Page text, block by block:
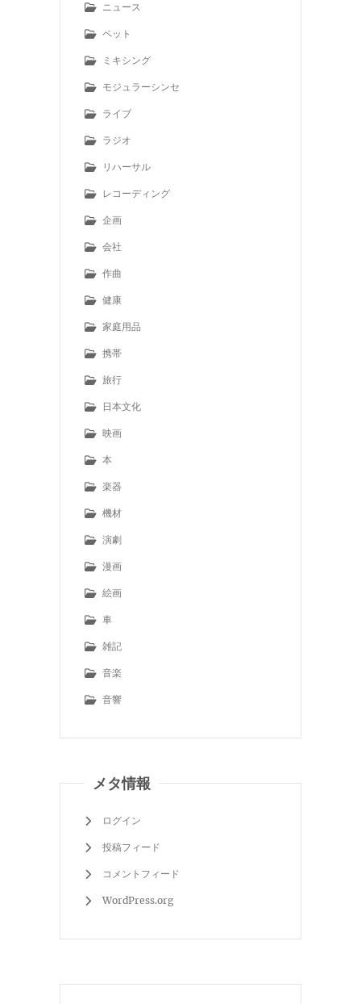
ニュース
ペット
ミキシング
モジュラーシンセ
ライブ
ラジオ
リハーサル
レコーディング
企画
会社
作曲
健康
家庭用品
携帯
旅行
日本文化
映画
本
楽器
機材
演劇
漫画
絵画
車
雑記
音楽
音響
メタ情報
ログイン
投稿フィード
コメントフィード
WordPress.org